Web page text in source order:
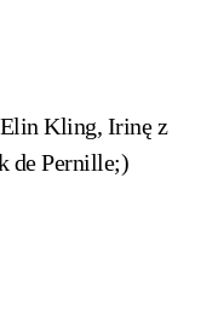
Kling, Irinę z
de Pernille;)